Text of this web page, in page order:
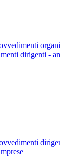
dirigenti -